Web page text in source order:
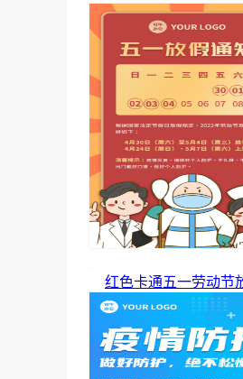
红色卡通五一劳动节